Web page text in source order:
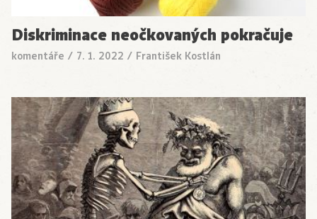
Diskriminace neočkovaných pokračuje
komentáře / 7. 1. 2022 / František Kostlán